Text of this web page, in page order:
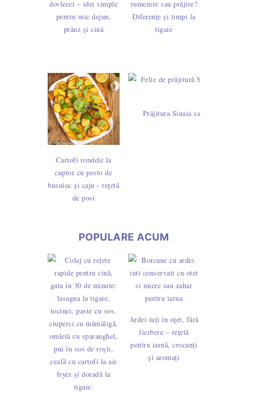
dovlecei – idei simple
pentru mic dejun,
prânz și cină
rumenire sau prăjire?
Diferențe și timpi la
tigaie
Cartofi rondele la
cuptor cu pesto de
busuioc și caju - rețetă
de post
Prăjitura Sinaia sau Dunăreana cu
POPULARE ACUM
Ardei iuți în oțet, fără
fierbere – rețetă
pentru iarnă, crocanți
și aromați